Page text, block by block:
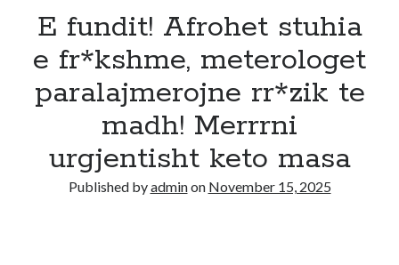
E fundit! Afrohet stuhia
e fr*kshme, meterologet
paralajmerojne rr*zik te
madh! Merrrni
urgjentisht keto masa
Published byadminon November 15, 2025